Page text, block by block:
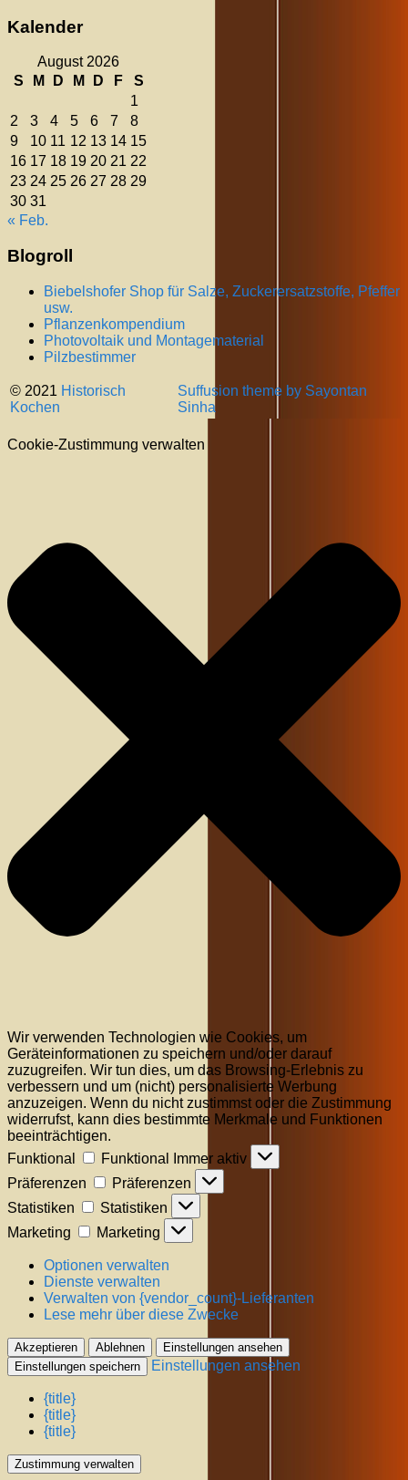
Kalender
August 2026
S
M D M D F
S
1
2
3 4 5 6 7
8
9
10 11 12 13 14 15
16 17 18 19 20 21 22
23 24 25 26 27 28 29
30 31
« Feb.
Blogroll
Biebelshofer Shop für Salze, Zuckerersatzstoffe, Pfeffer
usw.
Pflanzenkompendium
Photovoltaik und Montagematerial
Pilzbestimmer
© 2021 Historisch
Kochen
Suffusion theme by Sayontan
Sinha
Cookie-Zustimmung verwalten
Wir verwenden Technologien wie Cookies, um
Geräteinformationen zu speichern und/oder darauf
zuzugreifen. Wir tun dies, um das Browsing-Erlebnis zu
verbessern und um (nicht) personalisierte Werbung
anzuzeigen. Wenn du nicht zustimmst oder die Zustimmung
widerrufst, kann dies bestimmte Merkmale und Funktionen
beeinträchtigen.
Funktional
Funktional
Immer aktiv
Präferenzen
Präferenzen
Statistiken
Statistiken
Marketing
Marketing
Optionen verwalten
Dienste verwalten
Verwalten von {vendor_count}-Lieferanten
Lese mehr über diese Zwecke
Akzeptieren Ablehnen
Einstellungen ansehen
Einstellungen speichern
Einstellungen ansehen
{title}
{title}
{title}
Zustimmung verwalten